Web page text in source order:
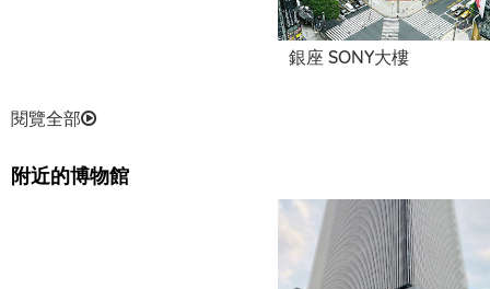
銀座 SONY大樓
閱覽全部
附近的博物館